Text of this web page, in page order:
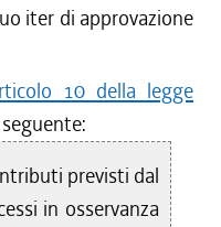
iter di approvazione
10 della legge
previsti dal
in osservanza